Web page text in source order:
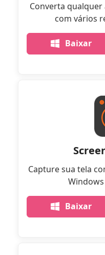
Converta
com vários
Baixar
Capture sua tela
Baixar